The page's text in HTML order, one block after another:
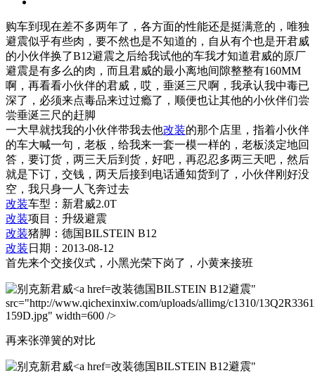
购车到现在差不多两年了，各方面的性能还是挺满意的，唯独
避震似乎有些肉，要不然也是不知道的，自从有个也是开君威
的小伙伴换了B12避震之后给我试他的车我才知道君威的原厂
避震是有多么的肉，而且君威的最小离地间隙整整有160MM
啊，再看看小伙伴的君威，哎，垂涎三尺啊，我承认我中毒已
深了，必须来点毒品来过过瘾了，顺便也让其他的小伙伴们尝
尝垂涎三尺的赶脚
一大早就找我的小伙伴带我去他改装的那个店里，指着小伙伴
的车大喊一句，老板，给我来一套一模一样的，老板淡定地回
答，要订货，两三天后到货，好吧，再忍忍多两三天吧，然后
就是下订，交钱，两天后接到电话通知货到了，小伙伴刚好没
空，我只身一人飞奔过去
改装车型：新君威2.0T
改装项目：升级避震
改装猪脚：德国BILSTEIN B12
改装 日期：2013-08-12
首先来个交接仪式，小黑光荣下岗了，小黄来接班
改装德国BILSTEIN B12避震"
src="http://www.qichexinxiw.com/uploads/allimg/c1310/
159D.jpg" width=600 />
再来张弹簧的对比
改装德国BILSTEIN B12避震"